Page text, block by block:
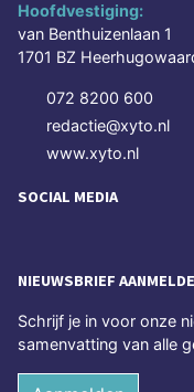
Hoofdvestiging:
van Benthuizenlaan 1
1701 BZ
072 8200 600
redactie@xyto.nl
www.xyto.nl
SOCIAL MEDIA
NIEUWSBRIEF
Schrijf je in voor onze
samenvatting van alle